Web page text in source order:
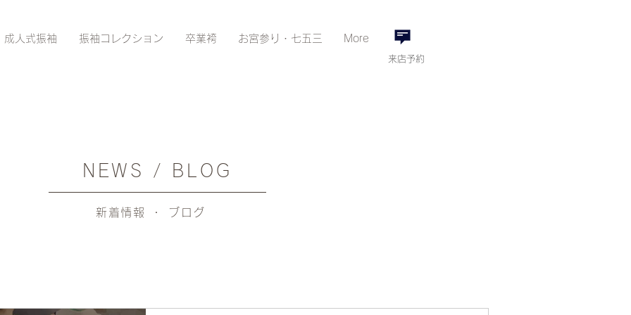
成人式振袖 振袖コレクション 卒業袴 お宮参り・七五三 More
来店予約
NEWS / BLOG
新着情報 ・ ブログ